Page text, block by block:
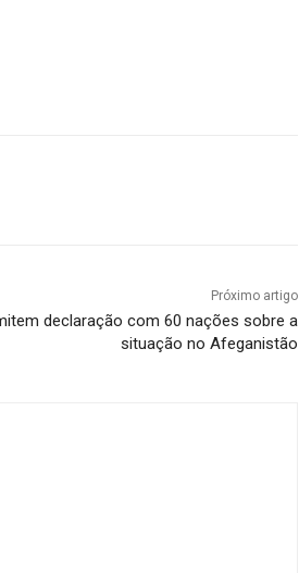
Próximo artigo
declaração com 60 nações sobre a
situação no Afeganistão